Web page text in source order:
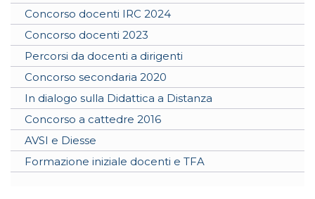
Concorso docenti IRC 2024
Concorso docenti 2023
Percorsi da docenti a dirigenti
Concorso secondaria 2020
In dialogo sulla Didattica a Distanza
Concorso a cattedre 2016
AVSI e Diesse
Formazione iniziale docenti e TFA